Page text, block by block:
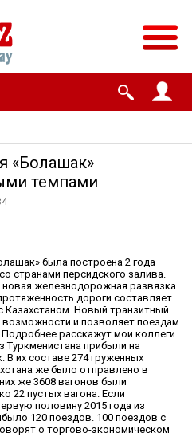
«Болашак»
темпами
была построена 2 года
странами персидского залива.
железнодорожная развязка
дороги составляет
Казахстаном. Новый транзитный
и позволяет поездам
расскажут мои коллеги.
Туркменистана прибыли на
их составе 274 груженных
же было отправлено в
же 3608 вагонов были
22 пустых вагона. Если
половину 2015 года из
120 поездов. 100 поездов с
о торгово-экономическом